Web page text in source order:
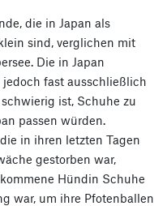
die in Japan als
sind, verglichen mit
Die in Japan
fast ausschließlich
ist, Schuhe zu
passen würden.
in ihren letzten Tagen
gestorben war,
Hündin Schuhe
war, um ihre Pfotenballen